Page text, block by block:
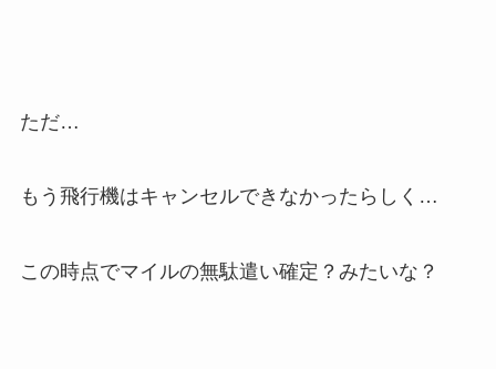
ただ…
もう飛行機はキャンセルできなかったらしく…
この時点でマイルの無駄遣い確定？みたいな？